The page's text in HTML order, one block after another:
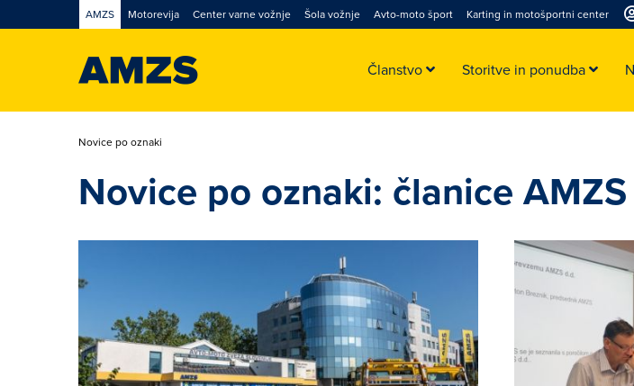
AMZS Motorevija Center varne vožnje Šola vožnje Avto-moto šport Karting in motošportni center
Članstvo Storitve in ponudba
Novice po oznaki
Novice po oznaki: članice AMZS